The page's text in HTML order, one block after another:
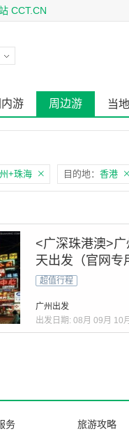
CCT.CN
内游 周边游 当
+珠海 目的地： 香港
<广深珠港澳>
天出发（官网专
超值行程
广州出发
出发日期: 08月 09月 10月
务 旅游攻略